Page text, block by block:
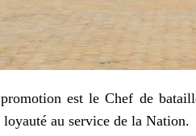
est le Chef de
loyauté au service de la Nation.